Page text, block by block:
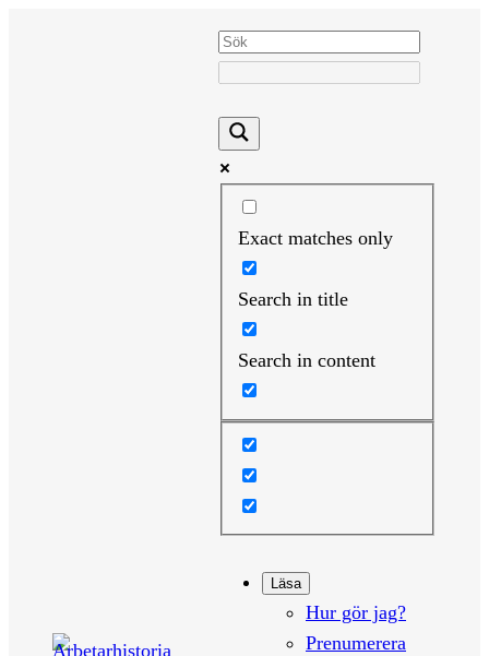
Exact matches only
Search in title
Search in content
Läsa
Hur gör jag?
Prenumerera